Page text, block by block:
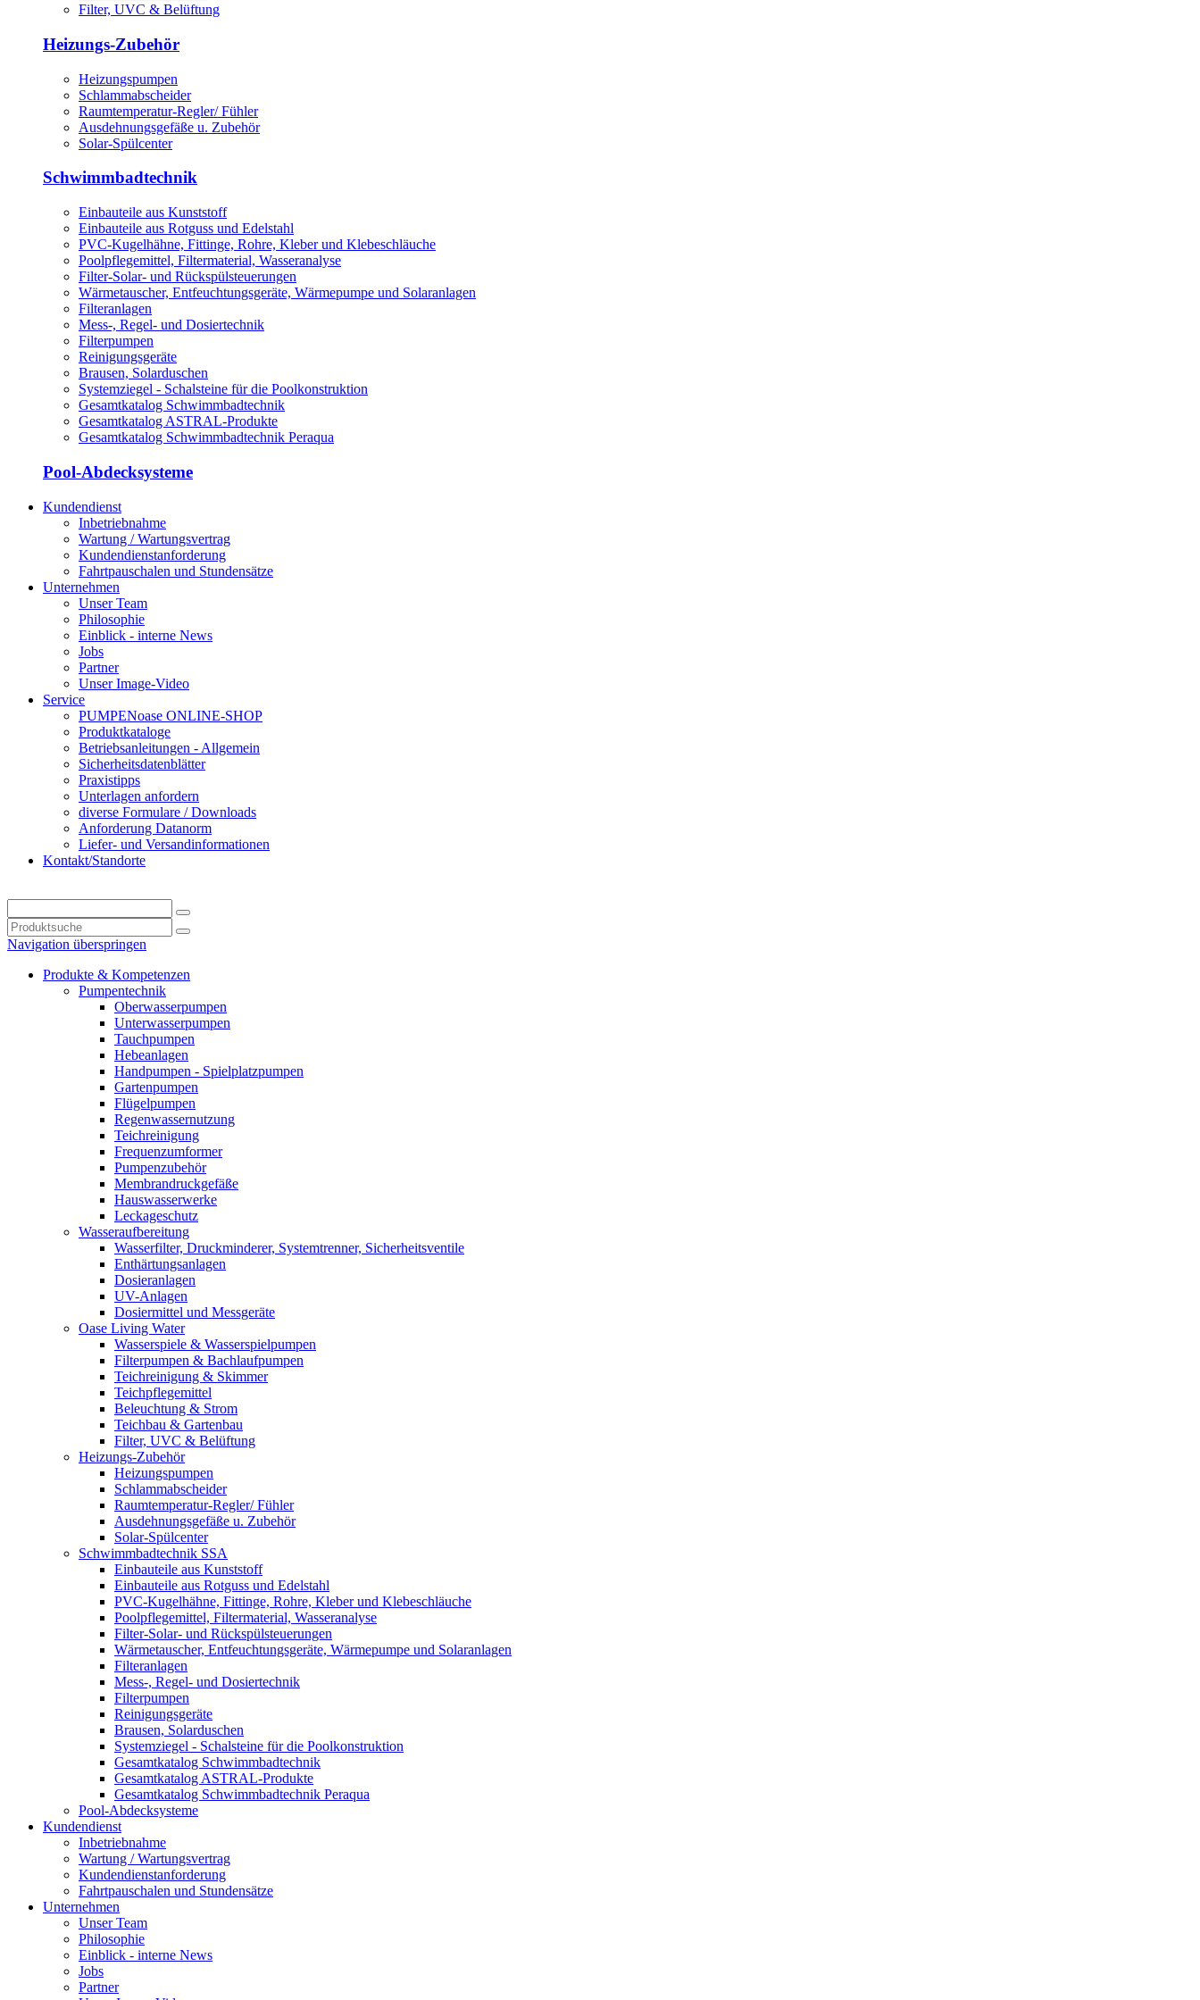
Filter, UVC & Belüftung
Heizungs-Zubehör
Heizungspumpen
Schlammabscheider
Raumtemperatur-Regler/ Fühler
Ausdehnungsgefäße u. Zubehör
Solar-Spülcenter
Schwimmbadtechnik
Einbauteile aus Kunststoff
Einbauteile aus Rotguss und Edelstahl
PVC-Kugelhähne, Fittinge, Rohre, Kleber und Klebeschläuche
Poolpflegemittel, Filtermaterial, Wasseranalyse
Filter-Solar- und Rückspülsteuerungen
Wärmetauscher, Entfeuchtungsgeräte, Wärmepumpe und Solaranlagen
Filteranlagen
Mess-, Regel- und Dosiertechnik
Filterpumpen
Reinigungsgeräte
Brausen, Solarduschen
Systemziegel - Schalsteine für die Poolkonstruktion
Gesamtkatalog Schwimmbadtechnik
Gesamtkatalog ASTRAL-Produkte
Gesamtkatalog Schwimmbadtechnik Peraqua
Pool-Abdecksysteme
Kundendienst
Inbetriebnahme
Wartung / Wartungsvertrag
Kundendienstanforderung
Fahrtpauschalen und Stundensätze
Unternehmen
Unser Team
Philosophie
Einblick - interne News
Jobs
Partner
Unser Image-Video
Service
PUMPENoase ONLINE-SHOP
Produktkataloge
Betriebsanleitungen - Allgemein
Sicherheitsdatenblätter
Praxistipps
Unterlagen anfordern
diverse Formulare / Downloads
Anforderung Datanorm
Liefer- und Versandinformationen
Kontakt/Standorte
Navigation überspringen
Produkte & Kompetenzen
Pumpentechnik
Oberwasserpumpen
Unterwasserpumpen
Tauchpumpen
Hebeanlagen
Handpumpen - Spielplatzpumpen
Gartenpumpen
Flügelpumpen
Regenwassernutzung
Teichreinigung
Frequenzumformer
Pumpenzubehör
Membrandruckgefäße
Hauswasserwerke
Leckageschutz
Wasseraufbereitung
Wasserfilter, Druckminderer, Systemtrenner, Sicherheitsventile
Enthärtungsanlagen
Dosieranlagen
UV-Anlagen
Dosiermittel und Messgeräte
Oase Living Water
Wasserspiele & Wasserspielpumpen
Filterpumpen & Bachlaufpumpen
Teichreinigung & Skimmer
Teichpflegemittel
Beleuchtung & Strom
Teichbau & Gartenbau
Filter, UVC & Belüftung
Heizungs-Zubehör
Heizungspumpen
Schlammabscheider
Raumtemperatur-Regler/ Fühler
Ausdehnungsgefäße u. Zubehör
Solar-Spülcenter
Schwimmbadtechnik SSA
Einbauteile aus Kunststoff
Einbauteile aus Rotguss und Edelstahl
PVC-Kugelhähne, Fittinge, Rohre, Kleber und Klebeschläuche
Poolpflegemittel, Filtermaterial, Wasseranalyse
Filter-Solar- und Rückspülsteuerungen
Wärmetauscher, Entfeuchtungsgeräte, Wärmepumpe und Solaranlagen
Filteranlagen
Mess-, Regel- und Dosiertechnik
Filterpumpen
Reinigungsgeräte
Brausen, Solarduschen
Systemziegel - Schalsteine für die Poolkonstruktion
Gesamtkatalog Schwimmbadtechnik
Gesamtkatalog ASTRAL-Produkte
Gesamtkatalog Schwimmbadtechnik Peraqua
Pool-Abdecksysteme
Kundendienst
Inbetriebnahme
Wartung / Wartungsvertrag
Kundendienstanforderung
Fahrtpauschalen und Stundensätze
Unternehmen
Unser Team
Philosophie
Einblick - interne News
Jobs
Partner